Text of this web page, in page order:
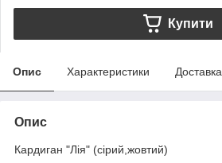
Купити
Опис Характеристики Доставка
Опис
Кардиган "Лія" (сірий,жовтий)